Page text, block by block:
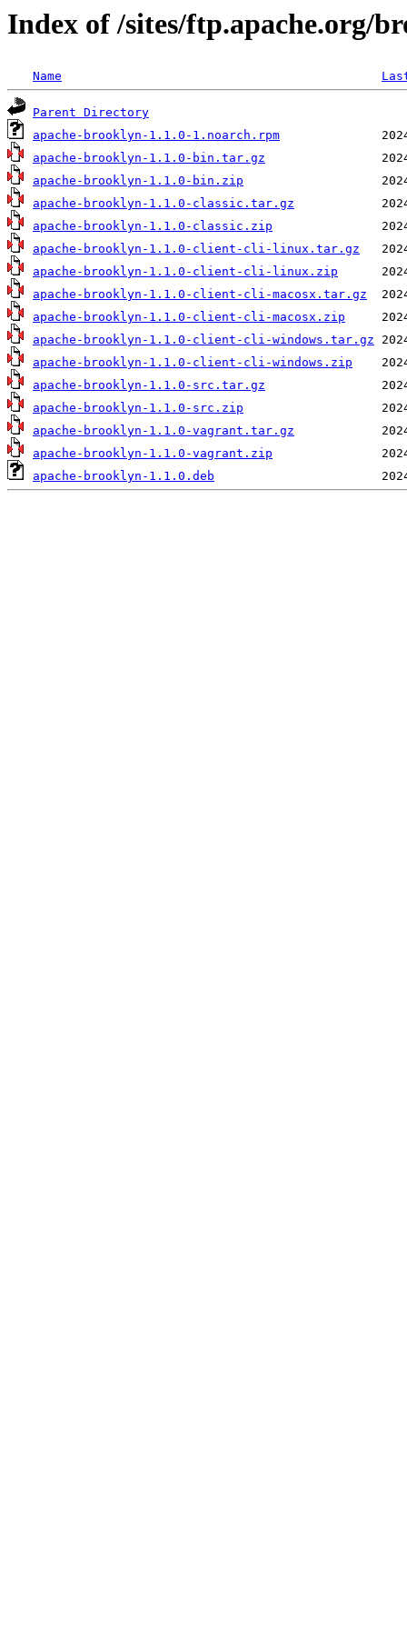
Index of /sites/ftp.apache.org/
Name
Parent Directory
apache-brooklyn-1.1.0-1.noarch.rpm
apache-brooklyn-1.1.0-bin.tar.gz
apache-brooklyn-1.1.0-bin.zip
apache-brooklyn-1.1.0-classic.tar.gz
apache-brooklyn-1.1.0-classic.zip
apache-brooklyn-1.1.0-client-cli-linux.tar.gz
apache-brooklyn-1.1.0-client-cli-linux.zip
apache-brooklyn-1.1.0-client-cli-macosx.tar.gz
apache-brooklyn-1.1.0-client-cli-macosx.zip
apache-brooklyn-1.1.0-client-cli-windows.tar.gz
apache-brooklyn-1.1.0-client-cli-windows.zip
apache-brooklyn-1.1.0-src.tar.gz
apache-brooklyn-1.1.0-src.zip
apache-brooklyn-1.1.0-vagrant.tar.gz
apache-brooklyn-1.1.0-vagrant.zip
apache-brooklyn-1.1.0.deb